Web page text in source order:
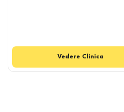
Vedere Clinica